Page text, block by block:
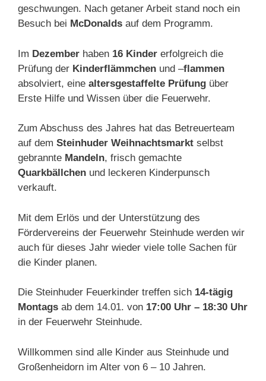
geschwungen. Nach getaner Arbeit stand noch ein
Besuch bei McDonalds auf dem Programm.
Im Dezember haben 16 Kinder erfolgreich die
Prüfung der Kinderflämmchen und –flammen
absolviert, eine altersgestaffelte Prüfung über
Erste Hilfe und Wissen über die Feuerwehr.
Zum Abschuss des Jahres hat das Betreuerteam
auf dem Steinhuder Weihnachtsmarkt selbst
gebrannte Mandeln, frisch gemachte
Quarkbällchen und leckeren Kinderpunsch
verkauft.
Mit dem Erlös und der Unterstützung des
Fördervereins der Feuerwehr Steinhude werden wir
auch für dieses Jahr wieder viele tolle Sachen für
die Kinder planen.
Die Steinhuder Feuerkinder treffen sich 14-tägig
Montags ab dem 14.01. von 17:00 Uhr – 18:30 Uhr
in der Feuerwehr Steinhude.
Willkommen sind alle Kinder aus Steinhude und
Großenheidorn im Alter von 6 – 10 Jahren.